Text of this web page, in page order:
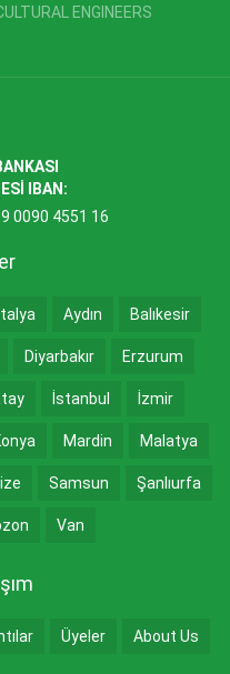
ENGINEERS
IBAN:
0090 4551 16
Aydın Balıkesir
Diyarbakır Erzurum
İstanbul İzmir
Mardin Malatya
Samsun Şanlıurfa
Van
Üyeler About Us